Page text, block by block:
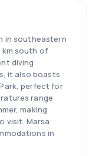
in southeastern
km south of
diving
it also boasts
perfect for
range
making
visit. Marsa
in